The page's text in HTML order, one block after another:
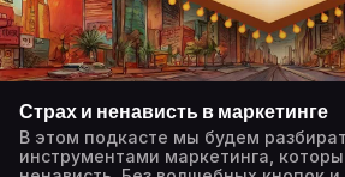
Страх и ненависть в маркетинге
В этом подкасте мы будем
инструментами маркетинга,